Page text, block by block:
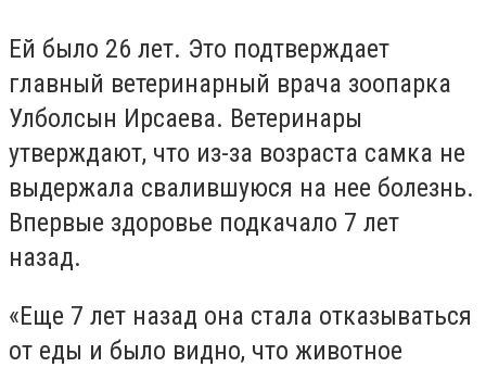
Ей было 26 лет. Это подтверждает
главный ветеринарный врача зоопарка
Улболсын Ирсаева. Ветеринары
утверждают, что из-за возраста самка не
выдержала свалившуюся на нее болезнь.
Впервые здоровье подкачало 7 лет
назад.
«Еще 7 лет назад она стала отказываться
от еды и было видно, что животное